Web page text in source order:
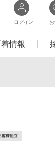
ログイン お
着情報